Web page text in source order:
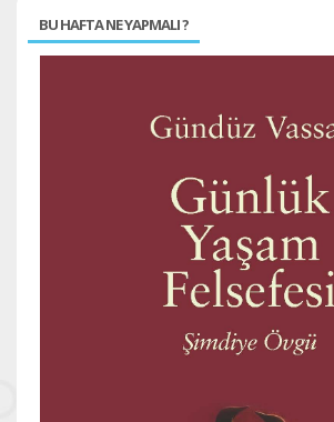
BU HAFTA NE YAPMALI ?